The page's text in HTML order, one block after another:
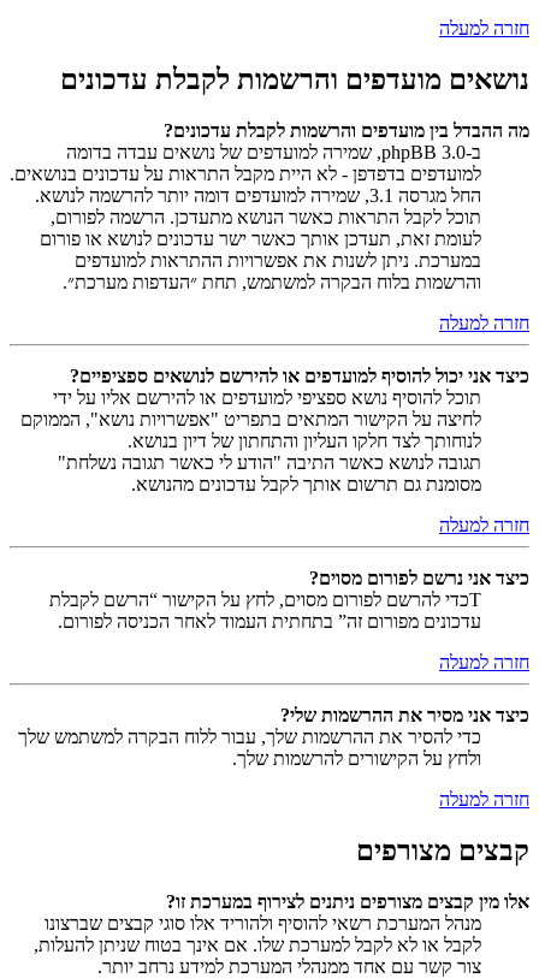
חזרה למעלה
נושאים מועדפים והרשמות לקבלת עדכונים
מה ההבדל בין מועדפים והרשמות לקבלת עדכונים?
ב-phpBB 3.0, שמירה למועדפים של נושאים עבדה בדומה
למועדפים בדפדפן - לא היית מקבל התראות על עדכונים בנושאים.
החל מגרסה 3.1, שמירה למועדפים דומה יותר להרשמה לנושא.
תוכל לקבל התראות כאשר הנושא מתעדכן. הרשמה לפורום,
לעומת זאת, תעדכן אותך כאשר ישר עדכונים לנושא או פורום
במערכת. ניתן לשנות את אפשרויות ההתראות למועדפים
והרשמות בלוח הבקרה למשתמש, תחת ״העדפות מערכת״.
חזרה למעלה
כיצד אני יכול להוסיף למועדפים או להירשם לנושאים ספציפיים?
תוכל להוסיף נושא ספציפי למועדפים או להירשם אליו על ידי
לחיצה על הקישור המתאים בתפריט "אפשרויות נושא", הממוקם
לנוחותך לצד חלקו העליון והתחתון של דיון בנושא.
תגובה לנושא כאשר התיבה "הודע לי כאשר תגובה נשלחת"
מסומנת גם תרשום אותך לקבל עדכונים מהנושא.
חזרה למעלה
כיצד אני נרשם לפורום מסוים?
Tכדי להרשם לפורום מסוים, לחץ על הקישור “הרשם לקבלת
עדכונים מפורום זה” בתחתית העמוד לאחר הכניסה לפורום.
חזרה למעלה
כיצד אני מסיר את ההרשמות שלי?
כדי להסיר את ההרשמות שלך, עבור ללוח הבקרה למשתמש שלך
ולחץ על הקישורים להרשמות שלך.
חזרה למעלה
קבצים מצורפים
אלו מין קבצים מצורפים ניתנים לצירוף במערכת זו?
מנהל המערכת רשאי להוסיף ולהוריד אלו סוגי קבצים שברצונו
לקבל או לא לקבל למערכת שלו. אם אינך בטוח שניתן להעלות,
צור קשר עם אחד ממנהלי המערכת למידע נרחב יותר.